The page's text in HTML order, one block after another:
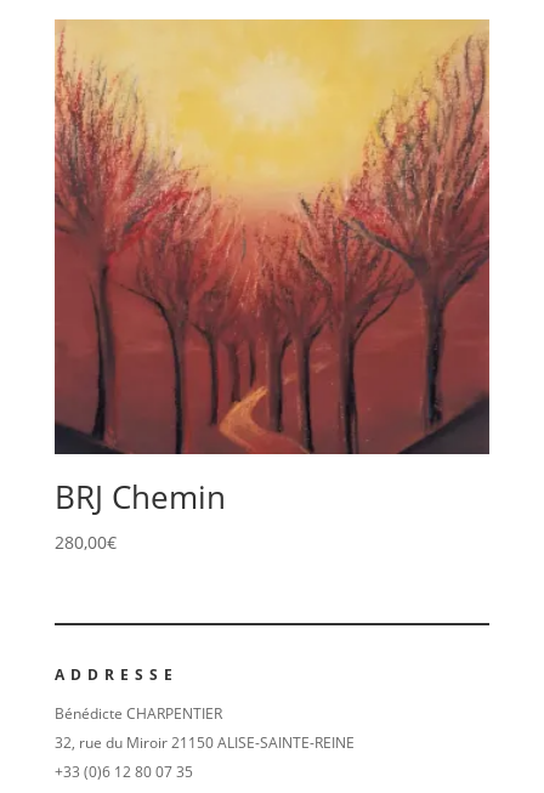
BRJ Chemin
280,00€
ADDRESSE
Bénédicte CHARPENTIER
32, rue du Miroir 21150 ALISE-SAINTE-REINE
+33 (0)6 12 80 07 35